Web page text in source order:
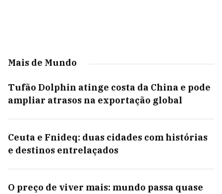
Mais de Mundo
Tufão Dolphin atinge costa da China e pode
ampliar atrasos na exportação global
Ceuta e Fnideq: duas cidades com histórias
e destinos entrelaçados
O preço de viver mais: mundo passa quase